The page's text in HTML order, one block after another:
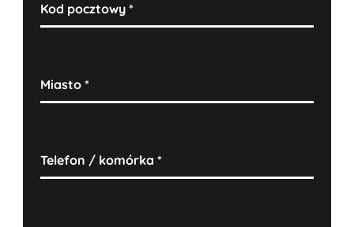
Kod pocztowy*
Miasto*
Telefon / komórka*